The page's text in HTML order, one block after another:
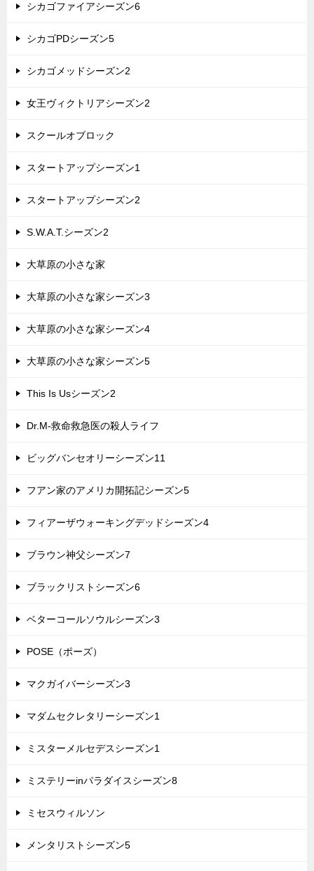
シカゴファイアシーズン6
シカゴPDシーズン5
シカゴメッドシーズン2
女王ヴィクトリアシーズン2
スクールオブロック
スタートアップシーズン1
スタートアップシーズン2
S.W.A.T.シーズン2
大草原の小さな家
大草原の小さな家シーズン3
大草原の小さな家シーズン4
大草原の小さな家シーズン5
This Is Usシーズン2
Dr.M-救命救急医の殺人ライフ
ビッグバンセオリーシーズン11
フアン家のアメリカ開拓記シーズン5
フィアーザウォーキングデッドシーズン4
ブラウン神父シーズン7
ブラックリストシーズン6
ベターコールソウルシーズン3
POSE（ポーズ）
マクガイバーシーズン3
マダムセクレタリーシーズン1
ミスターメルセデスシーズン1
ミステリーinパラダイスシーズン8
ミセスウィルソン
メンタリストシーズン5